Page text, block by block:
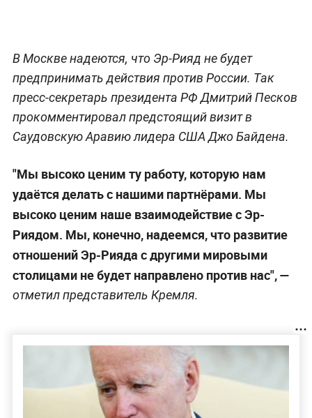
В Москве надеются, что Эр-Рияд не будет
предпринимать действия против России. Так
пресс-секретарь президента РФ Дмитрий Песков
прокомментировал предстоящий визит в
Саудовскую Аравию лидера США Джо Байдена.
"Мы высоко ценим ту работу, которую нам
удаётся делать с нашими партнёрами. Мы
высоко ценим наше взаимодействие с Эр-
Риядом. Мы, конечно, надеемся, что развитие
отношений Эр-Рияда с другими мировыми
столицами не будет направлено против нас", —
отметил представитель Кремля.